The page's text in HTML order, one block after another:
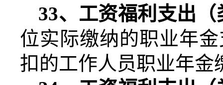
33、工资福利支出
位实际缴纳的职业年
扣的工作人员职业年金